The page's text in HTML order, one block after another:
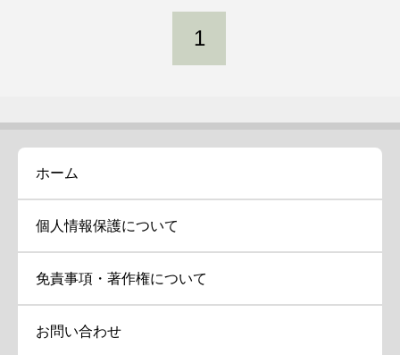
1
ホーム
個人情報保護について
免責事項・著作権について
お問い合わせ